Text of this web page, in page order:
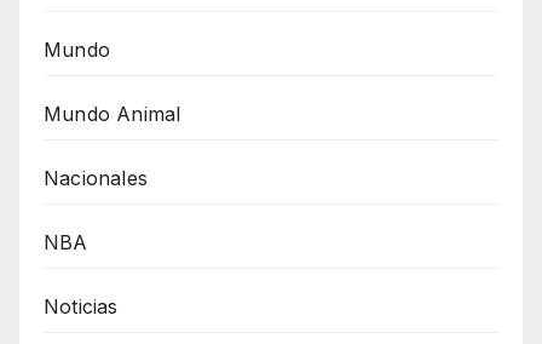
Mundo
Mundo Animal
Nacionales
NBA
Noticias